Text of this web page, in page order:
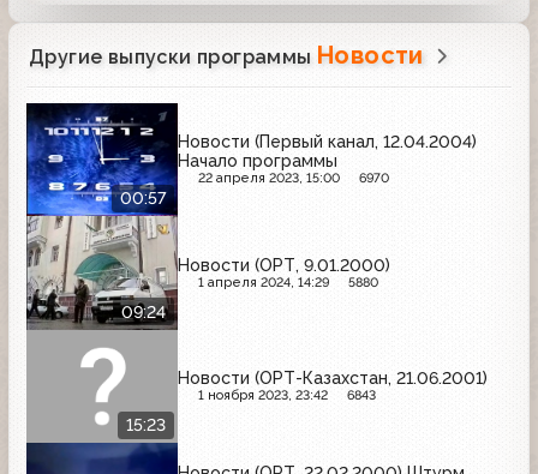
Другие выпуски программы Новости
00:57
Новости (Первый канал, 12.04.2004)
Начало программы
22 апреля 2023, 15:00 6970
09:24
Новости (ОРТ, 9.01.2000)
1 апреля 2024, 14:29 5880
15:23
Новости (ОРТ-Казахстан, 21.06.2001)
1 ноября 2023, 23:42 6843